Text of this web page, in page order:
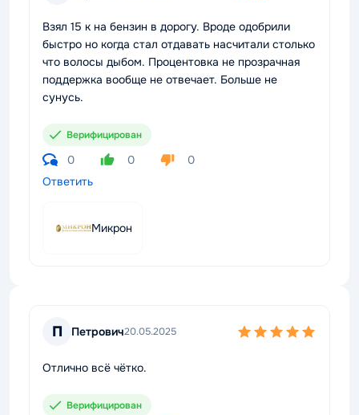
Взял 15 к на бензин в дорогу. Вроде одобрили
быстро но когда стал отдавать насчитали столько
что волосы дыбом. Процентовка не прозрачная
поддержка вообще не отвечает. Больше не
сунусь.
Верифицирован
0 0
0
Ответить
Микрон
П Петрович20.05.2025
Отлично всё чётко.
Верифицирован